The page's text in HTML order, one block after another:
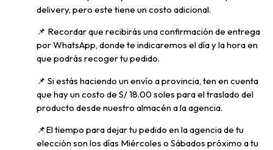
delivery, pero este tiene un costo adicional.
📌 Recordar que recibirás una confirmación de entrega
por WhatsApp, donde te indicaremos el día y la hora en
que podrás recoger tu pedido.
📌 Si estás haciendo un envío a provincia, ten en cuenta
que hay un costo de S/ 18.00 soles para el traslado del
producto desde nuestro almacén a la agencia.
📌El tiempo para dejar tu pedido en la agencia de tu
elección son los días Miércoles o Sábados próximo a tu